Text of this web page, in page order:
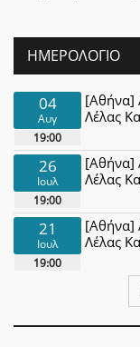
ΗΜΕΡΟΛΌΓΙΟ
04
Αυγ
19:00
[Αθήνα]
Λέλας
26
Ιουλ
19:00
[Αθήνα]
Λέλας
21
Ιουλ
19:00
[Αθήνα]
Λέλας